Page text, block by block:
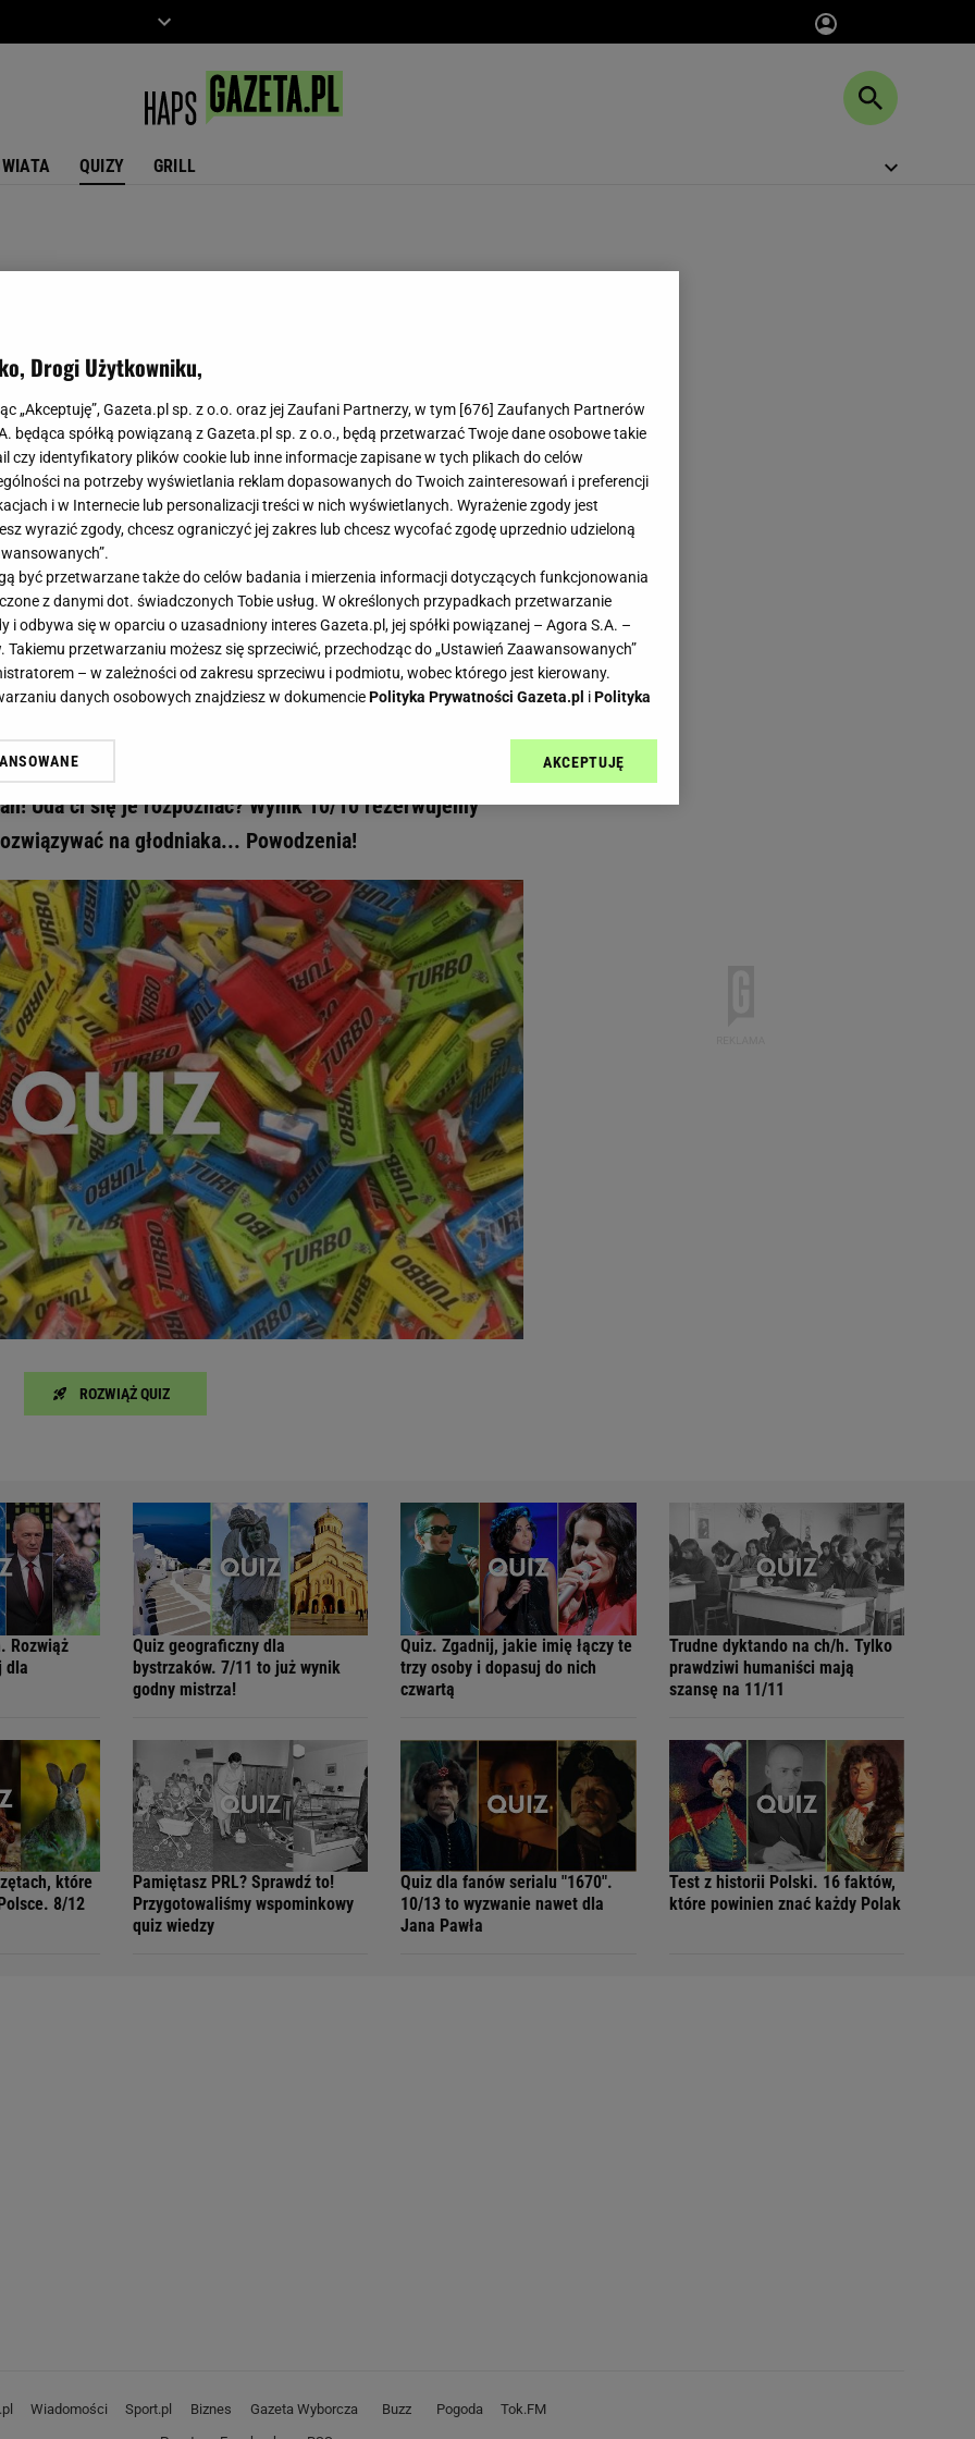
QUIZY GRILL
z opakowań nazwy słodyczy z lat 90. Rozpoznasz wszystkie? - Gazeta.pl I Haps.pl
z opakowań nazwy
wszystkie?
kultowe słodycze z lat 90. Jest jeden haczyk
Uda ci się je rozpoznać? Wynik 10/10 rezerwujemy
na głodniaka... Powodzenia!
ROZWIĄŻ QUIZ
Rozwiąż
dla
Quiz geograficzny dla
bystrzaków. 7/11 to już wynik
godny mistrza!
Quiz. Zgadnij, jakie imię łączy te
trzy osoby i dopasuj do nich
czwartą
Trudne dyktando na ch/h. Tylko
prawdziwi humaniści mają
szansę na 11/11
które
8/12
Pamiętasz PRL? Sprawdź to!
Przygotowaliśmy wspominkowy
quiz wiedzy
Quiz dla fanów serialu "1670".
10/13 to wyzwanie nawet dla
Jana Pawła
Test z historii Polski. 16 faktów,
które powinien znać każdy Polak
Wiadomości Sport.pl Biznes Gazeta Wyborcza Buzz Pogoda
Tok.FM
Drogi Użytkowniku,
„Akceptuję”, Gazeta.pl sp. z o.o. oraz jej Zaufani Partnerzy, w tym [676] Zaufanych Partnerów
będąca spółką powiązaną z Gazeta.pl sp. z o.o., będą przetwarzać Twoje dane osobowe takie
czy identyfikatory plików cookie lub inne informacje zapisane w tych plikach do celów
na potrzeby wyświetlania reklam dopasowanych do Twoich zainteresowań i preferencji
i w Internecie lub personalizacji treści w nich wyświetlanych. Wyrażenie zgody jest
wyrazić zgody, chcesz ograniczyć jej zakres lub chcesz wycofać zgodę uprzednio udzieloną
być przetwarzane także do celów badania i mierzenia informacji dotyczących funkcjonowania
z danymi dot. świadczonych Tobie usług. W określonych przypadkach przetwarzanie
i odbywa się w oparciu o uzasadniony interes Gazeta.pl, jej spółki powiązanej – Agora S.A. –
Takiemu przetwarzaniu możesz się sprzeciwić, przechodząc do „Ustawień Zaawansowanych”
– w zależności od zakresu sprzeciwu i podmiotu, wobec którego jest kierowany.
danych osobowych znajdziesz w dokumenciePolityka Prywatności Gazeta.pl iPolityka
też zgodę na zainstalowanie i przechowywanie plików cookie Gazeta.pl sp. z o.o., jej
narzędzie do zarządzania twoimi preferencjami dot. przetwarzania danych poprzez
” w stopce serwisu i przechodząc do „Ustawień Zaawansowanych”. Zmiana ustawień
i Agora S.A. możemy przetwarzać dane osobowe w następujących celach:
geolokalizacyjnych. Aktywne skanowanie charakterystyki urządzenia do celów identyfikacji.
na urządzeniu lub dostęp do nich. Spersonalizowane reklamy i treści, pomiar reklam i treści,
usług.Lista Zaufanych Partnerów
AKCEPTUJĘ